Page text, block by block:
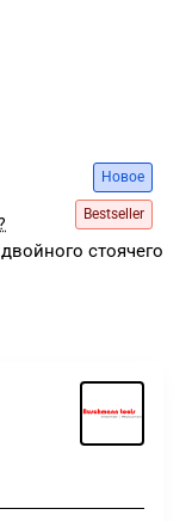
Новое
Bestseller
стоячего